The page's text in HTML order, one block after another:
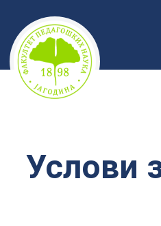
Скочи
на
садржај
Услови